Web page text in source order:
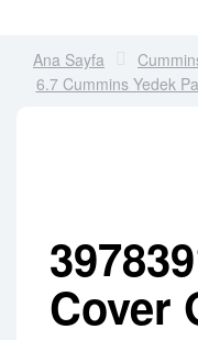
Ana Sayfa
6.7 Cummins Yedek
Cover